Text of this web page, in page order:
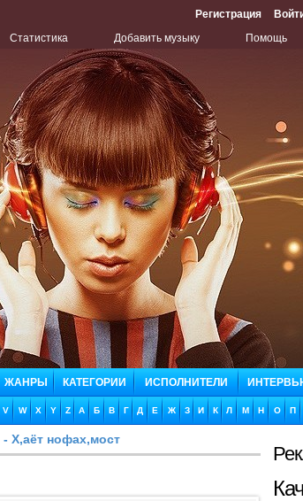
Регистрация
Статистика Добавить музыку Помощь
ЖАНРЫ КАТЕГОРИИ ИСПОЛНИТЕЛИ
V W X Y Z А Б В Г Д Е Ж З И К Л М Н О П
- Х,аёт нофах,мост